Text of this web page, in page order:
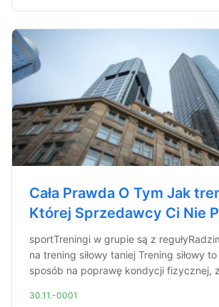
Cała Prawda O Tym Jak
Której Sprzedawcy Ci Nie
sportTreningi w grupie są z
na trening siłowy taniej Trening siłowy to
sposób na poprawę kondycji fizycznej,
30.11.-0001